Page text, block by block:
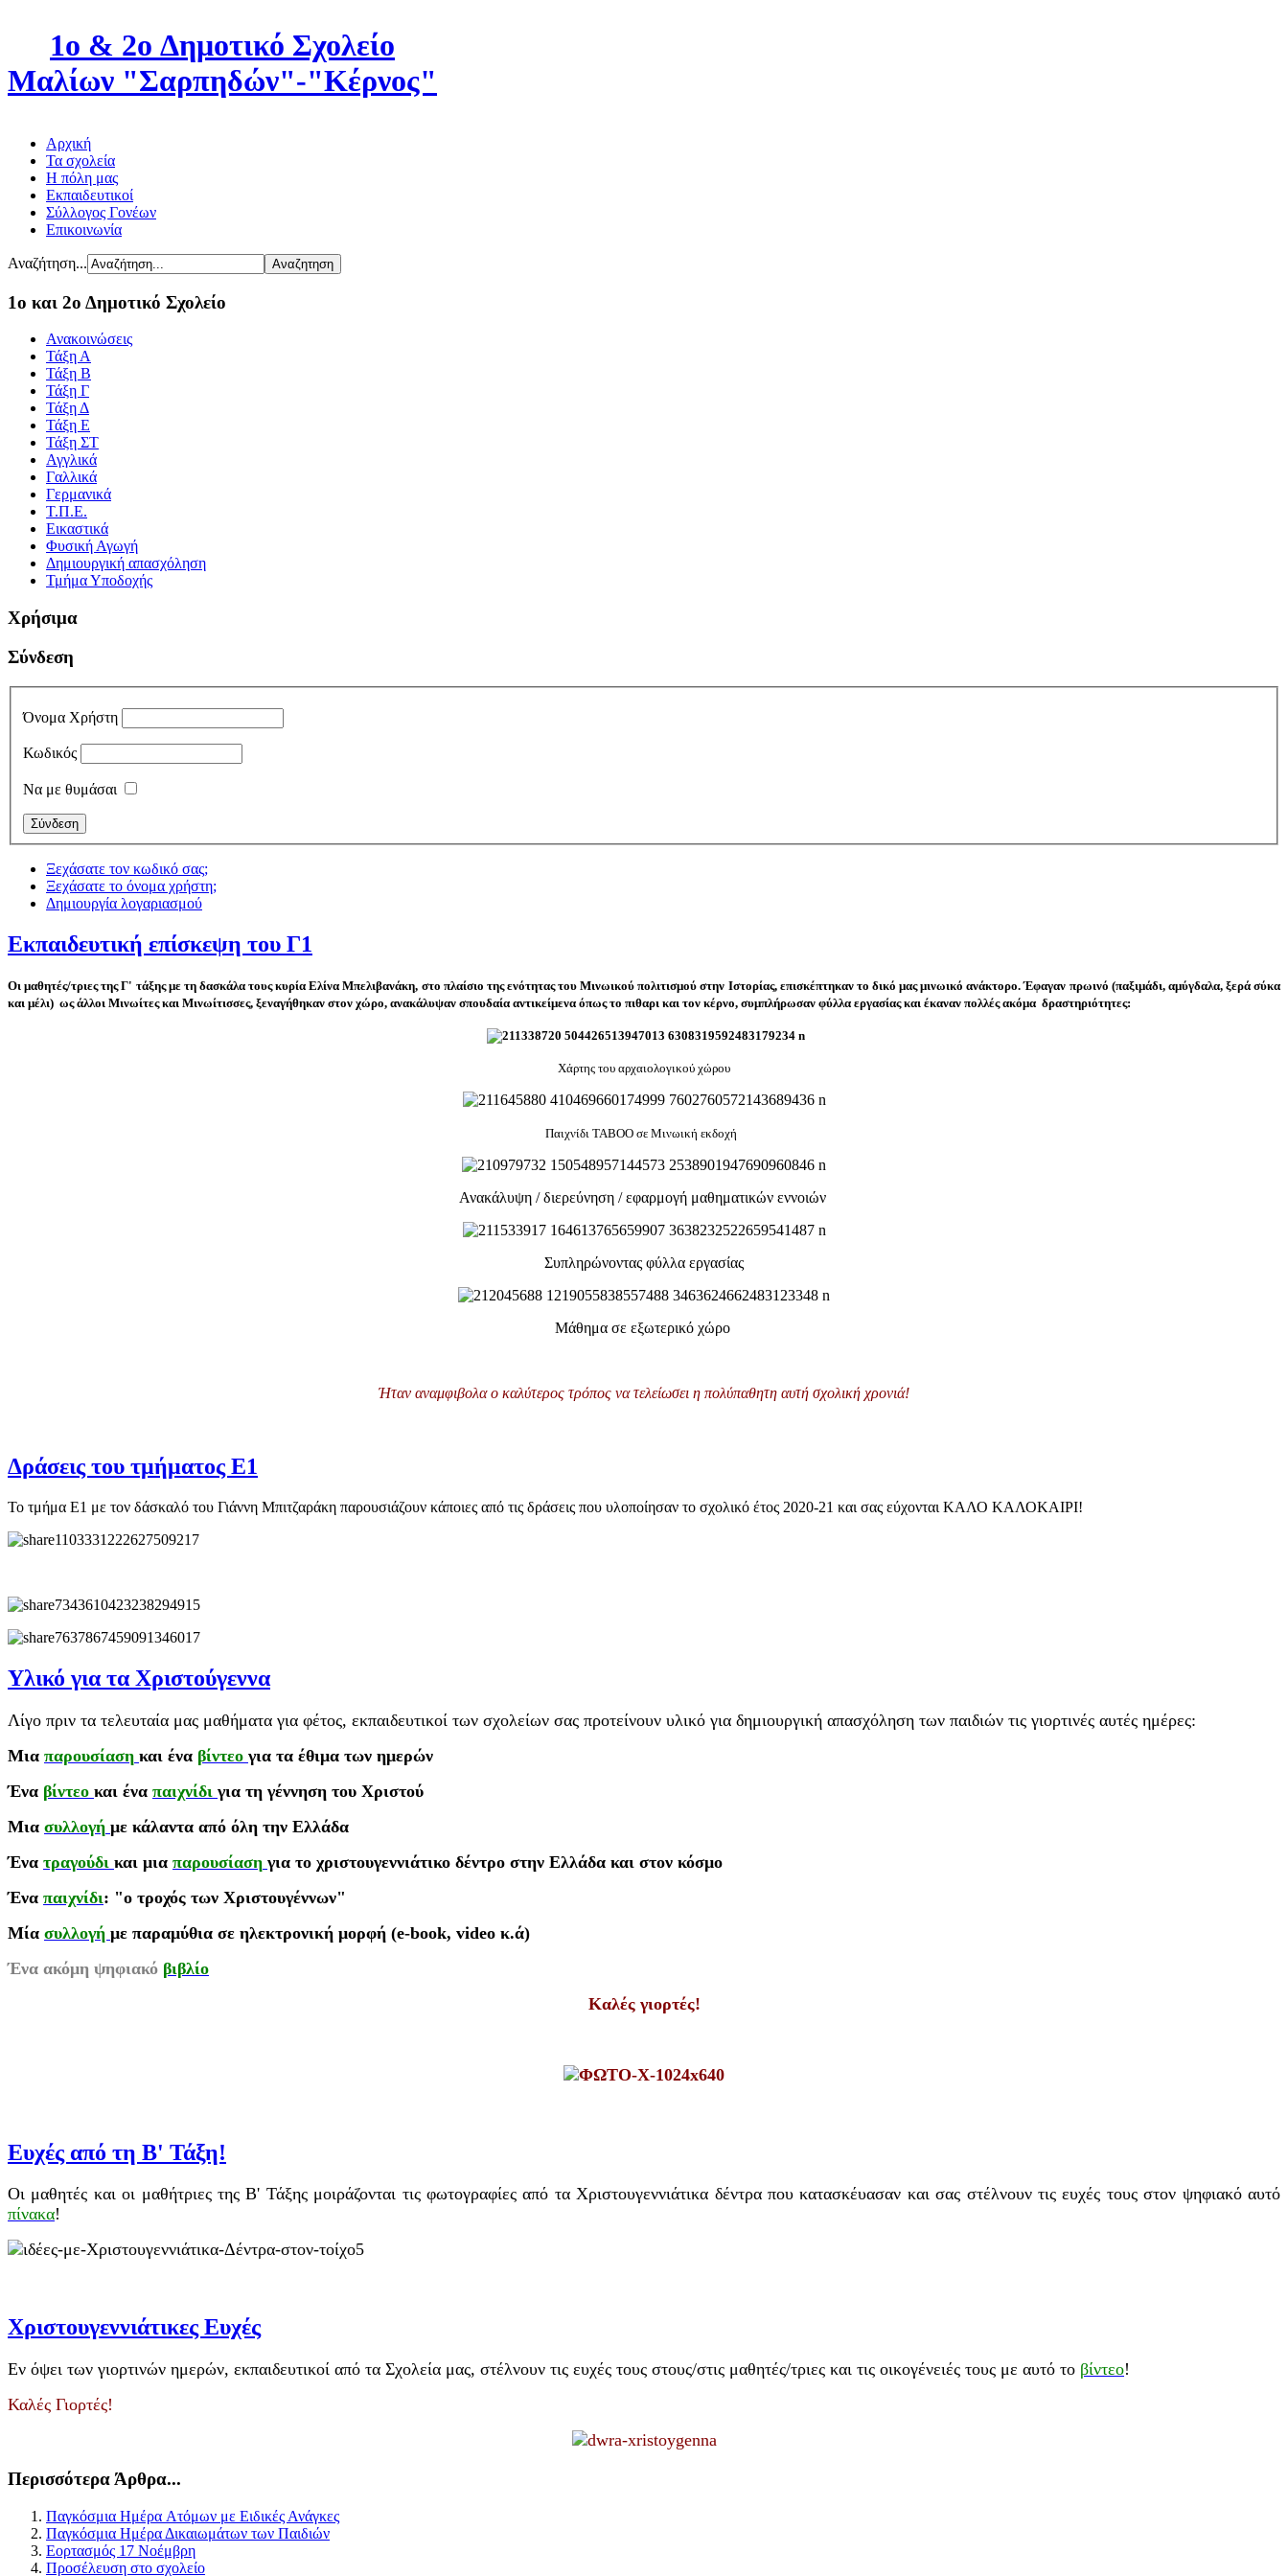
1o & 2o Δημοτικό Σχολείο
Μαλίων "Σαρπηδών"-"Κέρνος"
Αρχική
Τα σχολεία
Η πόλη μας
Εκπαιδευτικοί
Σύλλογος Γονέων
Επικοινωνία
Αναζήτηση...
1ο και 2ο Δημοτικό Σχολείο
Ανακοινώσεις
Τάξη Α
Τάξη Β
Τάξη Γ
Τάξη Δ
Τάξη Ε
Τάξη ΣΤ
Αγγλικά
Γαλλικά
Γερμανικά
Τ.Π.Ε.
Εικαστικά
Φυσική Αγωγή
Δημιουργική απασχόληση
Τμήμα Υποδοχής
Χρήσιμα
Σύνδεση
Όνομα Χρήστη
Κωδικός
Να με θυμάσαι
Ξεχάσατε τον κωδικό σας;
Ξεχάσατε το όνομα χρήστη;
Δημιουργία λογαριασμού
Εκπαιδευτική επίσκεψη του Γ1
Οι μαθητές/τριες της Γ' τάξης με τη δασκάλα τους κυρία Ελίνα Μπελιβανάκη, στο πλαίσιο της ενότητας του Μινωικού πολιτισμού στην Ιστορίας, επισκέπτηκαν το δικό μας μινωικό ανάκτορο. Έφαγαν πρωινό (παξιμάδι, αμύγδαλα, ξερά σύκα
και μέλι) ως άλλοι Μινωίτες και Μινωίτισσες, ξεναγήθηκαν στον χώρο, ανακάλυψαν σπουδαία αντικείμενα όπως το πιθαρι και τον κέρνο, συμπλήρωσαν φύλλα εργασίας και έκαναν πολλές ακόμα δραστηριότητες:
Χάρτης του αρχαιολογικού χώρου
Παιχνίδι ΤΑΒΟΟ σε Μινωική εκδοχή
Ανακάλυψη / διερεύνηση / εφαρμογή μαθηματικών εννοιών
Συπληρώνοντας φύλλα εργασίας
Μάθημα σε εξωτερικό χώρο
Ήταν αναμφιβολα ο καλύτερος τρόπος να τελείωσει η πολύπαθητη αυτή σχολική χρονιά!
Δράσεις του τμήματος Ε1
Το τμήμα Ε1 με τον δάσκαλό του Γιάννη Μπιτζαράκη παρουσιάζουν κάποιες από τις δράσεις που υλοποίησαν το σχολικό έτος 2020-21 και σας εύχονται ΚΑΛΟ ΚΑΛΟΚΑΙΡΙ!
Υλικό για τα Χριστούγεννα
Λίγο πριν τα τελευταία μας μαθήματα για φέτος, εκπαιδευτικοί των σχολείων σας προτείνουν υλικό για δημιουργική απασχόληση των παιδιών τις γιορτινές αυτές ημέρες:
Μια παρουσίαση και ένα βίντεο για τα έθιμα των ημερών
Ένα βίντεο και ένα παιχνίδι για τη γέννηση του Χριστού
Μια συλλογή με κάλαντα από όλη την Ελλάδα
Ένα τραγούδι και μια παρουσίαση για το χριστουγεννιάτικο δέντρο στην Ελλάδα και στον κόσμο
Ένα παιχνίδι: "ο τροχός των Χριστουγέννων"
Μία συλλογή με παραμύθια σε ηλεκτρονική μορφή (e-book, video κ.ά)
Ένα ακόμη ψηφιακό βιβλίο
Καλές γιορτές!
Ευχές από τη Β' Τάξη!
Οι μαθητές και οι μαθήτριες της Β' Τάξης μοιράζονται τις φωτογραφίες από τα Χριστουγεννιάτικα δέντρα που κατασκέυασαν και σας στέλνουν τις ευχές τους στον ψηφιακό αυτό
πίνακα!
Χριστουγεννιάτικες Ευχές
Εν όψει των γιορτινών ημερών, εκπαιδευτικοί από τα Σχολεία μας, στέλνουν τις ευχές τους στους/στις μαθητές/τριες και τις οικογένειές τους με αυτό το βίντεο!
Καλές Γιορτές!
Περισσότερα Άρθρα...
Παγκόσμια Ημέρα Aτόμων με Ειδικές Ανάγκες
Παγκόσμια Ημέρα Δικαιωμάτων των Παιδιών
Εορτασμός 17 Νοέμβρη
Προσέλευση στο σχολείο